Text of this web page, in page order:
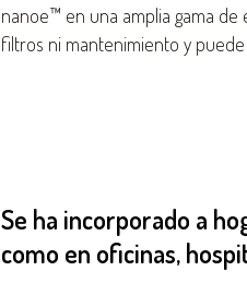
nanoe™ en una amplia gama
filtros ni mantenimiento y
Se ha incorporado a
como en oficinas,